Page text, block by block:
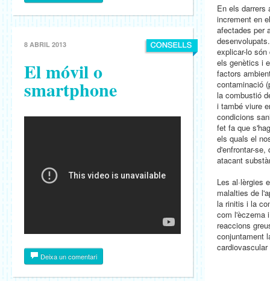
8 ABRIL 2013
El móvil o
smartphone
Deixa un comentari
En els darrers
increment en
afectades per
explicar-lo
els genètics i
factors
contaminació
la combustió
i també viure
condicions
fet fa que
els quals el
d'enfrontar-se,
atacant
Les al·lèrgies
malalties de
la rinitis i la
com l'èczema
reaccions
conjuntament